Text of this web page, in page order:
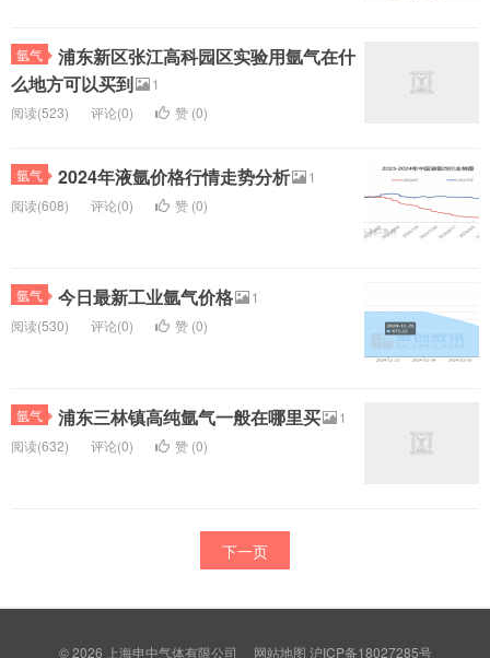
氩气
浦东新区张江高科园区实验用氩气在什
么地方可以买到
1
阅读(523)
评论(0) 赞 (0)
氩气 2024年液氩价格行情走势分析
1
阅读(608)
评论(0) 赞 (0)
氩气 今日最新工业氩气价格
1
阅读(530)
评论(0) 赞 (0)
氩气 浦东三林镇高纯氩气一般在哪里买
1
阅读(632)
评论(0) 赞 (0)
下一页
© 2026 上海申中气体有限公司 网站地图 沪ICP备18027285号